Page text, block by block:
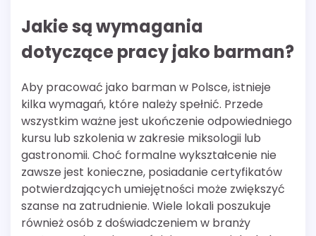
Jakie są wymagania
dotyczące pracy jako barman?
Aby pracować jako barman w Polsce, istnieje
kilka wymagań, które należy spełnić. Przede
wszystkim ważne jest ukończenie odpowiedniego
kursu lub szkolenia w zakresie miksologii lub
gastronomii. Choć formalne wykształcenie nie
zawsze jest konieczne, posiadanie certyfikatów
potwierdzających umiejętności może zwiększyć
szanse na zatrudnienie. Wiele lokali poszukuje
również osób z doświadczeniem w branży